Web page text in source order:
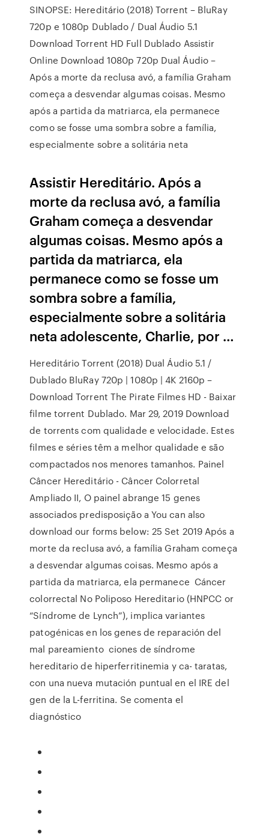
SINOPSE: Hereditário (2018) Torrent – BluRay
720p e 1080p Dublado / Dual Áudio 5.1
Download Torrent HD Full Dublado Assistir
Online Download 1080p 720p Dual Áudio –
Após a morte da reclusa avó, a família Graham
começa a desvendar algumas coisas. Mesmo
após a partida da matriarca, ela permanece
como se fosse uma sombra sobre a família,
especialmente sobre a solitária neta
Assistir Hereditário. Após a
morte da reclusa avó, a família
Graham começa a desvendar
algumas coisas. Mesmo após a
partida da matriarca, ela
permanece como se fosse um
sombra sobre a família,
especialmente sobre a solitária
neta adolescente, Charlie, por …
Hereditário Torrent (2018) Dual Áudio 5.1 /
Dublado BluRay 720p | 1080p | 4K 2160p –
Download Torrent The Pirate Filmes HD - Baixar
filme torrent Dublado. Mar 29, 2019 Download
de torrents com qualidade e velocidade. Estes
filmes e séries têm a melhor qualidade e são
compactados nos menores tamanhos. Painel
Câncer Hereditário - Câncer Colorretal
Ampliado II, O painel abrange 15 genes
associados predisposição a You can also
download our forms below: 25 Set 2019 Após a
morte da reclusa avó, a família Graham começa
a desvendar algumas coisas. Mesmo após a
partida da matriarca, ela permanece Cáncer
colorrectal No Poliposo Hereditario (HNPCC or
“Síndrome de Lynch”), implica variantes
patogénicas en los genes de reparación del
mal pareamiento ciones de síndrome
hereditario de hiperferritinemia y ca- taratas,
con una nueva mutación puntual en el IRE del
gen de la L-ferritina. Se comenta el
diagnóstico